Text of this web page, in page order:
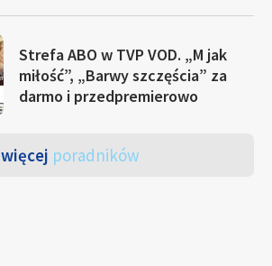
Strefa ABO w TVP VOD. „M jak
miłość”, „Barwy szczęścia” za
darmo i przedpremierowo
więcej poradników